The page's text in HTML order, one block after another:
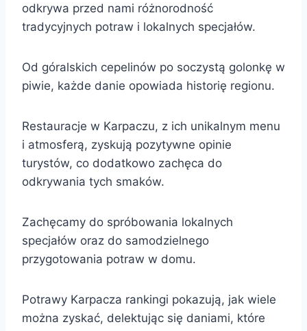
odkrywa przed nami różnorodność
tradycyjnych potraw i lokalnych specjałów.
Od góralskich cepelinów po soczystą golonkę w
piwie, każde danie opowiada historię regionu.
Restauracje w Karpaczu, z ich unikalnym menu
i atmosferą, zyskują pozytywne opinie
turystów, co dodatkowo zachęca do
odkrywania tych smaków.
Zachęcamy do spróbowania lokalnych
specjałów oraz do samodzielnego
przygotowania potraw w domu.
Potrawy Karpacza rankingi pokazują, jak wiele
można zyskać, delektując się daniami, które